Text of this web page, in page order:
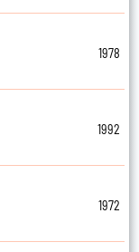
1978
1992
1972